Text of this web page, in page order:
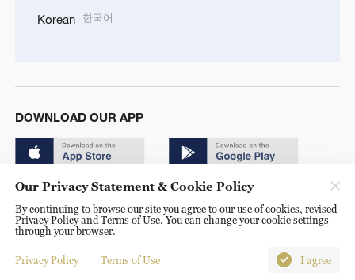
Korean 한국어
DOWNLOAD OUR APP
© China Radio International.CRI. All Rights Reserved. 16A
Shijingshan Road, Beijing, China. 100040
Our Privacy Statement & Cookie Policy
By continuing to browse our site you agree to our use of cookies, revised
Privacy Policy and Terms of Use. You can change your cookie settings
through your browser.
Privacy Policy Terms of Use I agree